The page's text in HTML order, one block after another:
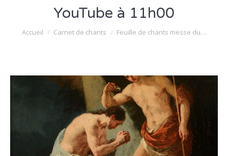
YouTube à 11h00
Vous êtes ici :
Accueil Carnet de chants Feuille de chants messe du…